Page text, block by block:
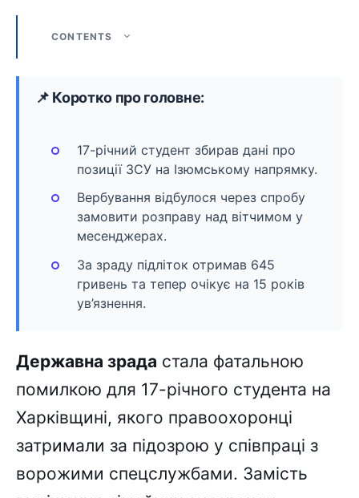
CONTENTS
📌 Коротко про головне:
17-річний студент збирав дані про
позиції ЗСУ на Ізюмському напрямку.
Вербування відбулося через спробу
замовити розправу над вітчимом у
месенджерах.
За зраду підліток отримав 645
гривень та тепер очікує на 15 років
ув’язнення.
Державна зрада стала фатальною
помилкою для 17-річного студента на
Харківщині, якого правоохоронці
затримали за підозрою у співпраці з
ворожими спецслужбами. Замість